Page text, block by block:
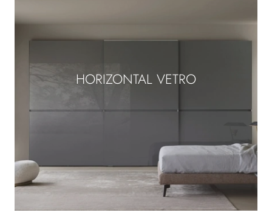
HORIZONTAL VETRO